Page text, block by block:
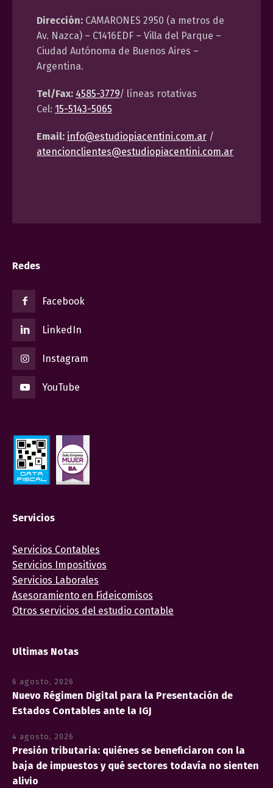
Dirección: CAMARONES 2950 (a metros de
Av. Nazca) – C1416EDF – Villa del Parque –
Ciudad Autónoma de Buenos Aires –
Argentina.
Tel/Fax: 4585-3779/ líneas rotativas
Cel: 15-5143-5065
Email: info@estudiopiacentini.com.ar /
atencionclientes@estudiopiacentini.com.ar
Redes
Facebook
LinkedIn
Instagram
YouTube
Servicios
Servicios Contables
Servicios Impositivos
Servicios Laborales
Asesoramiento en Fideicomisos
Otros servicios del estudio contable
Ultimas Notas
6 agosto, 2026
Nuevo Régimen Digital para la Presentación de
Estados Contables ante la IGJ
4 agosto, 2026
Presión tributaria: quiénes se beneficiaron con la
baja de impuestos y qué sectores todavía no sienten
alivio